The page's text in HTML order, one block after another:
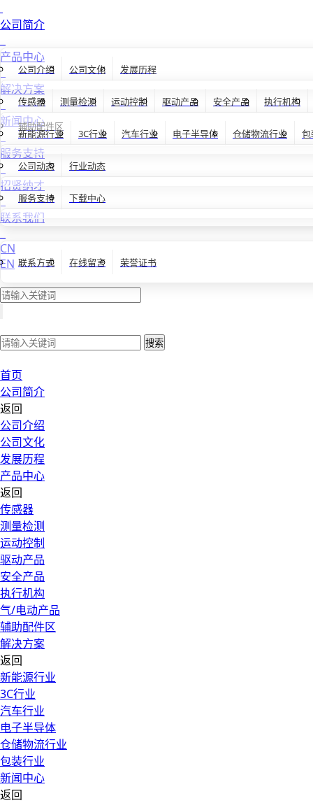
公司简介
公司介绍 公司文化 发展历程
产品中心
传感器 测量检测 运动控制 驱动产品 安全产品
执行机构
辅助配件区
解决方案
新能源行业 3C行业 汽车行业 电子半导体 仓储物流行业 包
新闻中心
公司动态 行业动态
服务支持
服务支持 下载中心
招贤纳才
联系我们
联系方式 在线留言 荣誉证书
CN
EN
搜索
首页
公司简介
返回
公司介绍
公司文化
发展历程
产品中心
返回
传感器
测量检测
运动控制
驱动产品
安全产品
执行机构
气/电动产品
辅助配件区
解决方案
返回
新能源行业
3C行业
汽车行业
电子半导体
仓储物流行业
包装行业
新闻中心
返回